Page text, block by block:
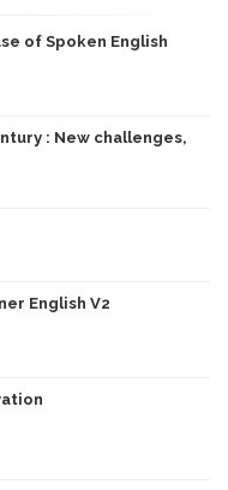
of Spoken English
: New challenges,
English V2